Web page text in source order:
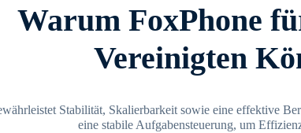
Warum FoxPhone
Vereinigten
Stabilität, Skalierbarkeit sowie eine effektive
eine stabile Aufgabensteuerung, um